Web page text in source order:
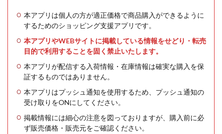
本アプリは個人の方が適正価格で商品購入ができるように
するためのショッピング支援アプリです。
本アプリやWEBサイトに掲載している情報をせどり・転売
目的で利用することを固く禁止いたします。
本アプリが配信する入荷情報・在庫情報は確実な購入を保
証するものではありません。
本アプリはプッシュ通知を使用するため、プッシュ通知の
受け取りをONにしてください。
掲載情報には細心の注意を図っておりますが、購入前に必
ず販売価格・販売元をご確認ください。